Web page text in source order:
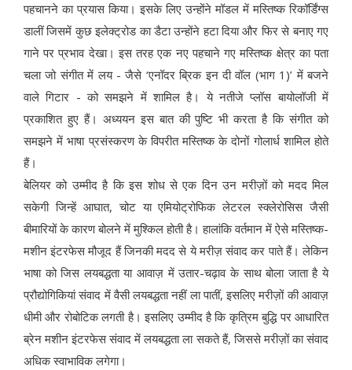
पहचानने का प्रयास किया। इसके लिए उन्होंने मॉडल में मस्तिष्क रिकॉर्डिंग्स
डालीं जिसमें कुछ इलेक्ट्रोड का डैटा उन्होंने हटा दिया और फिर से बनाए गए
गाने पर प्रभाव देखा। इस तरह एक नए पहचाने गए मस्तिष्क क्षेत्र का पता
चला जो संगीत में लय - जैसे ‘एनॉदर ब्रिक इन दी वॉल (भाग 1)’ में बजने
वाले गिटार - को समझने में शामिल है। ये नतीजे प्लॉस बायोलॉजी में
प्रकाशित हुए हैं। अध्ययन इस बात की पुष्टि भी करता है कि संगीत को
समझने में भाषा प्रसंस्करण के विपरीत मस्तिष्क के दोनों गोलार्ध शामिल होते
हैं।
बेलियर को उम्मीद है कि इस शोध से एक दिन उन मरीज़ों को मदद मिल
सकेगी जिन्हें आघात, चोट या एमियोट्रोफिक लेटरल स्क्लेरोसिस जैसी
बीमारियों के कारण बोलने में मुश्किल होती है। हालांकि वर्तमान में ऐसे मस्तिष्क-
मशीन इंटरफेस मौजूद हैं जिनकी मदद से ये मरीज़ संवाद कर पाते हैं। लेकिन
भाषा को जिस लयबद्धता या आवाज़ में उतार-चढ़ाव के साथ बोला जाता है ये
प्रौद्योगिकियां संवाद में वैसी लयबद्धता नहीं ला पातीं, इसलिए मरीज़ों की आवाज़
धीमी और रोबोटिक लगती है। इसलिए उम्मीद है कि कृत्रिम बुद्धि पर आधारित
ब्रेन मशीन इंटरफेस संवाद में लयबद्धता ला सकते हैं, जिससे मरीज़ों का संवाद
अधिक स्वाभाविक लगेगा।